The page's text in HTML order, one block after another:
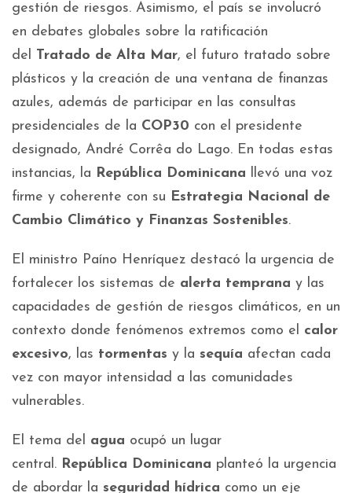
gestión de riesgos. Asimismo, el país se involucró
en debates globales sobre la ratificación
del Tratado de Alta Mar, el futuro tratado sobre
plásticos y la creación de una ventana de finanzas
azules, además de participar en las consultas
presidenciales de la COP30 con el presidente
designado, André Corrêa do Lago. En todas estas
instancias, la República Dominicana llevó una voz
firme y coherente con su Estrategia Nacional de
Cambio Climático y Finanzas Sostenibles.
El ministro Paíno Henríquez destacó la urgencia de
fortalecer los sistemas de alerta temprana y las
capacidades de gestión de riesgos climáticos, en un
contexto donde fenómenos extremos como el calor
excesivo, las tormentas y la sequía afectan cada
vez con mayor intensidad a las comunidades
vulnerables.
El tema del agua ocupó un lugar
central. República Dominicana planteó la urgencia
de abordar la seguridad hídrica como un eje